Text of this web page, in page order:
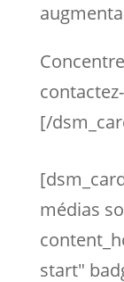
[/
médias
start"